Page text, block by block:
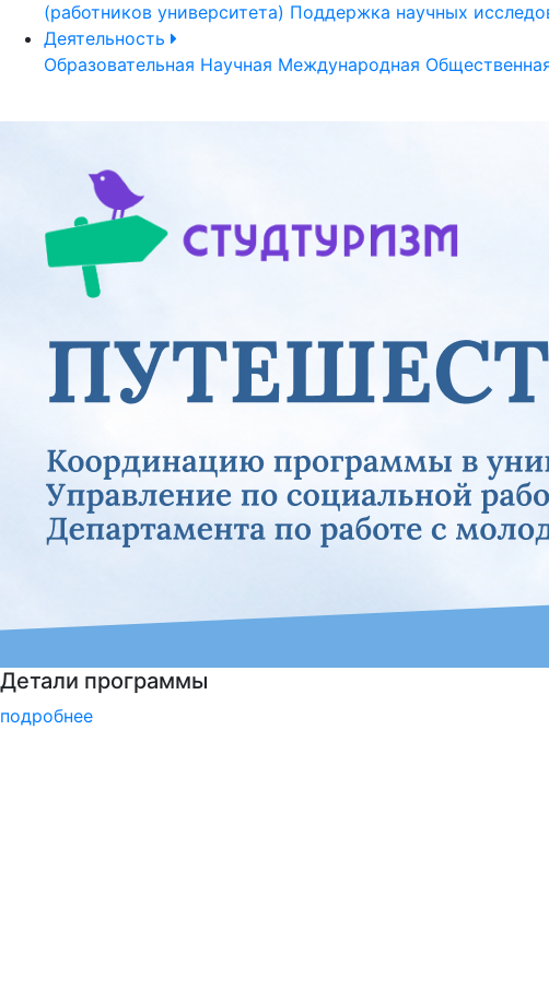
(работников университета) Поддержка научных
Деятельность
Образовательная Научная Международная
Психологическая служба РГГУ
подробнее